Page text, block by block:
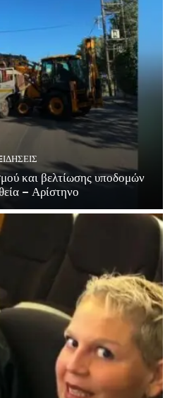
και βελτίωσης υποδομών
– Αρίστηνο